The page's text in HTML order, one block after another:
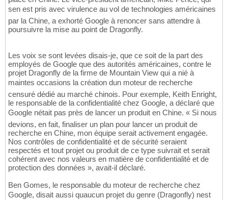
sen est pris avec virulence au vol de technologies américaines
par la Chine, a exhorté Google à renoncer sans attendre à
poursuivre la mise au point de Dragonfly.
Les voix se sont levées disais-je, que ce soit de la part des
employés de Google que des autorités américaines, contre le
projet Dragonfly de la firme de Mountain View qui a nié à
maintes occasions la création dun moteur de recherche
censuré dédié au marché chinois. Pour exemple, Keith Enright,
le responsable de la confidentialité chez Google, a déclaré que
Google nétait pas près de lancer un produit en Chine. « Si nous
devions, en fait, finaliser un plan pour lancer un produit de
recherche en Chine, mon équipe serait activement engagée.
Nos contrôles de confidentialité et de sécurité seraient
respectés et tout projet ou produit de ce type suivrait et serait
cohérent avec nos valeurs en matière de confidentialité et de
protection des données », avait-il déclaré.
Ben Gomes, le responsable du moteur de recherche chez
Google, disait aussi quaucun projet du genre (Dragonfly) nest